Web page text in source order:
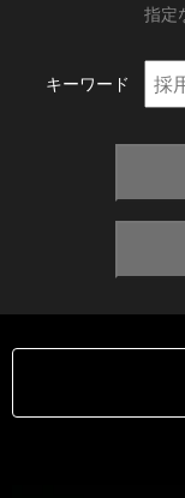
指定
キーワード